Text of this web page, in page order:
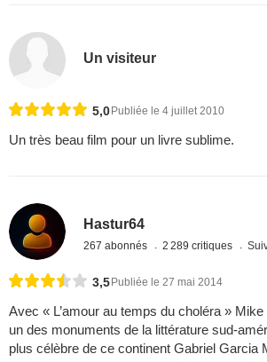
Un visiteur
5,0 Publiée le 4 juillet 2010
Un très beau film pour un livre sublime.
Hastur64
267 abonnés 2 289 critiques
3,5 Publiée le 27 mai 2014
Avec « L’amour au temps du choléra » Mike
un des monuments de la littérature sud-
plus célèbre de ce continent Gabriel Garcia